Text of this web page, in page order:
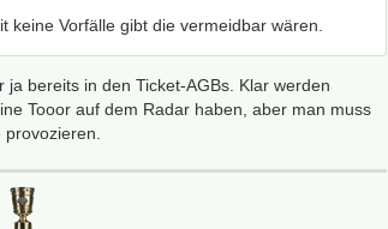
keine Vorfälle gibt die vermeidbar wären.
ja bereits in den Ticket-AGBs. Klar werden
Tooor auf dem Radar haben, aber man muss